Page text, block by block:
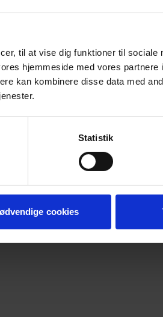
til at vise dig funktioner til sociale
hjemmeside med vores partnere
kan kombinere disse data med
Statistik
cookies
loadingkoda.dk(see the browser